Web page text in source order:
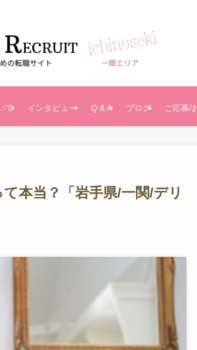
て インタビュー Q & A ブログ ご応募/
本当？「岩手県/一関/デリ